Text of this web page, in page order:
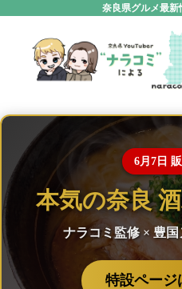
奈良県グルメ最新
6月7日
本気の奈良
ナラコミ監修 × 豊
特設ペー